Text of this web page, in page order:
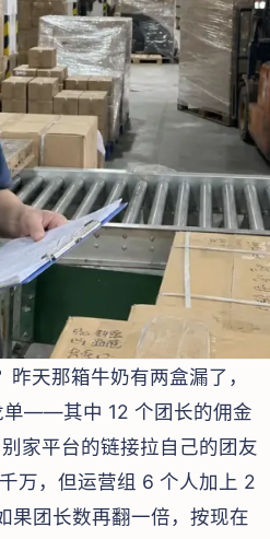
天那箱牛奶有两盒漏了，
单——其中 12 个团长的佣金
家平台的链接拉自己的团友
万，但运营组 6 个人加上 2
果团长数再翻一倍，按现在